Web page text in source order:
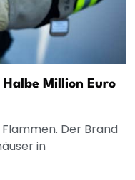
Million Euro
Der Brand
in